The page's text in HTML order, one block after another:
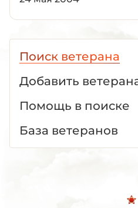
Поиск ветерана
Добавить
Помощь в поиске
База ветеранов